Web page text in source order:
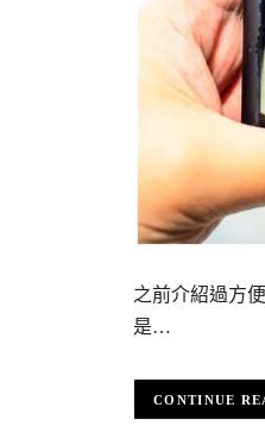
之前介紹過方
是…
CONTINUE